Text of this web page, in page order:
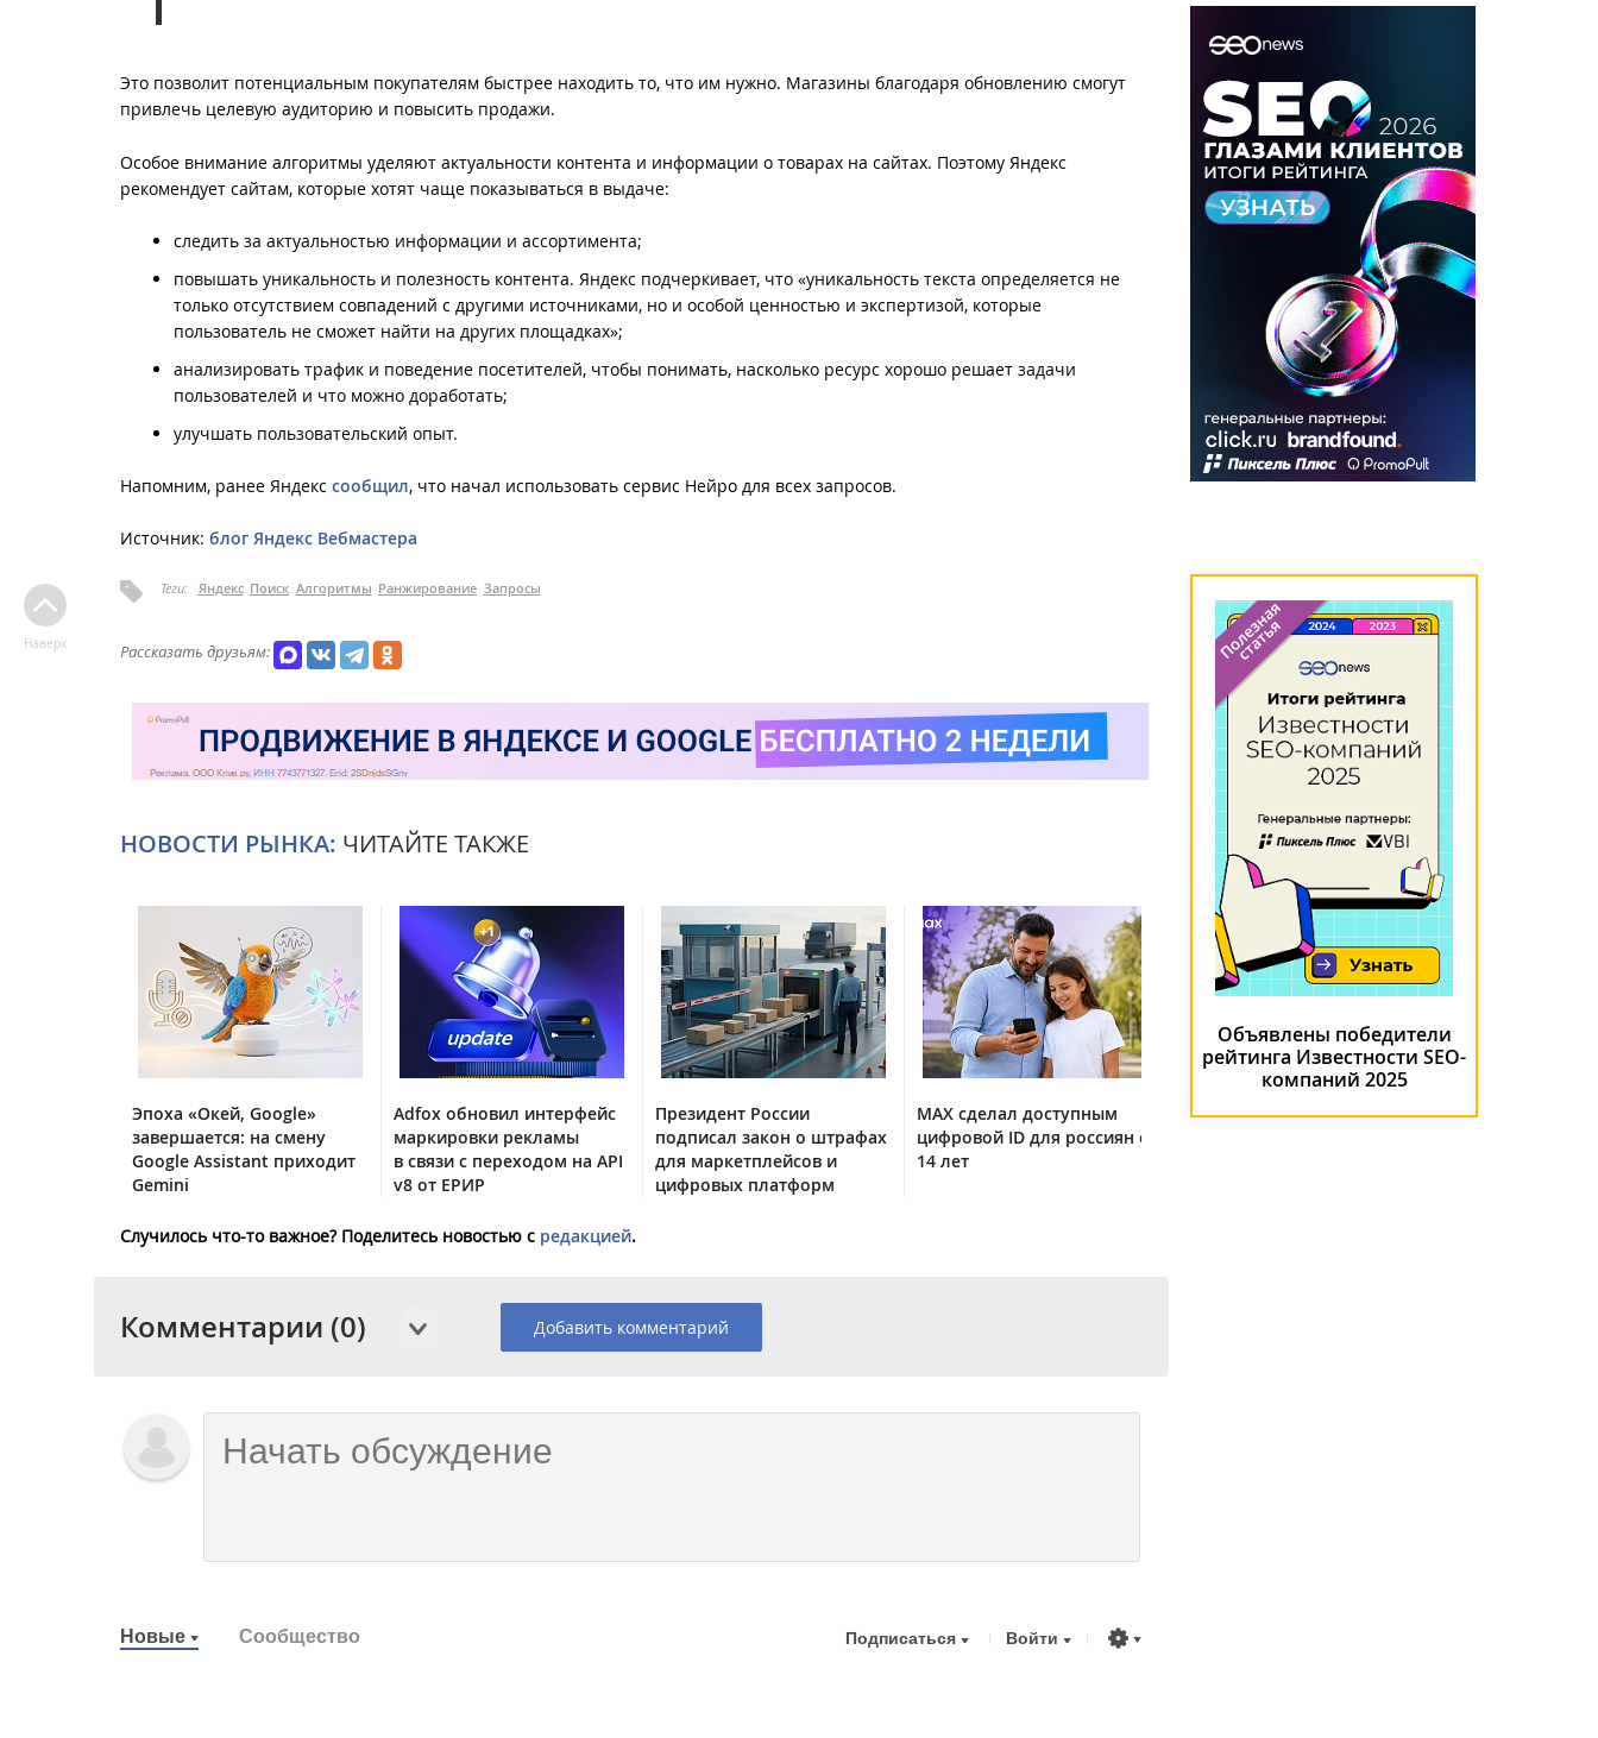
Это позволит потенциальным покупателям быстрее находить то, что им нужно. Магазины благодаря обновлению смогут
привлечь целевую аудиторию и повысить продажи.
Особое внимание алгоритмы уделяют актуальности контента и информации о товарах на сайтах. Поэтому Яндекс
рекомендует сайтам, которые хотят чаще показываться в выдаче:
следить за актуальностью информации и ассортимента;
повышать уникальность и полезность контента. Яндекс подчеркивает, что «уникальность текста определяется не
только отсутствием совпадений с другими источниками, но и особой ценностью и экспертизой, которые
пользователь не сможет найти на других площадках»;
анализировать трафик и поведение посетителей, чтобы понимать, насколько ресурс хорошо решает задачи
пользователей и что можно доработать;
улучшать пользовательский опыт.
Напомним, ранее Яндекс сообщил, что начал использовать сервис Нейро для всех запросов.
Источник: блог Яндекс Вебмастера
Теги: Яндекс Поиск Алгоритмы Ранжирование Запросы
Рассказать друзьям:
НОВОСТИ РЫНКА: ЧИТАЙТЕ ТАКЖЕ
Эпоха «Окей, Google»
завершается: на смену
Google Assistant приходит
Gemini
Adfox обновил интерфейс
маркировки рекламы
в связи с переходом на API
v8 от ЕРИР
Президент России
подписал закон о штрафах
для маркетплейсов и
цифровых платформ
MAX сделал доступным
цифровой ID для россиян с
14 лет
Случилось что-то важное? Поделитесь новостью с редакцией.
Комментарии (0) Добавить комментарий
Новые Сообщество Подписаться Войти
Наверх
Объявлены победители
рейтинга Известности SEO-
компаний 2025